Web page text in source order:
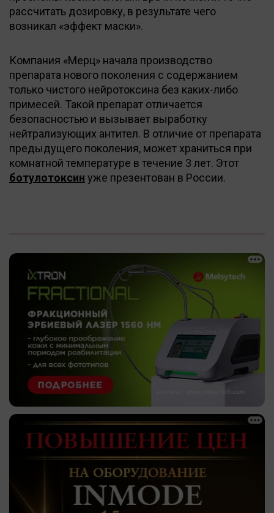
рассчитать дозировку, в результате чего
возникал «эффект маски».
Компания «Мерц» начала производство
препарата нового поколения с содержанием
только чистого нейротоксина без каких-либо
примесей. Такой препарат отличается
безопасностью и вызывает выработку
нейтрализующих антител. В отличие от препарата
предыдущего поколения, может храниться при
комнатной температуре в течение 3 лет. Этот
ботулотоксин уже презентован в России.